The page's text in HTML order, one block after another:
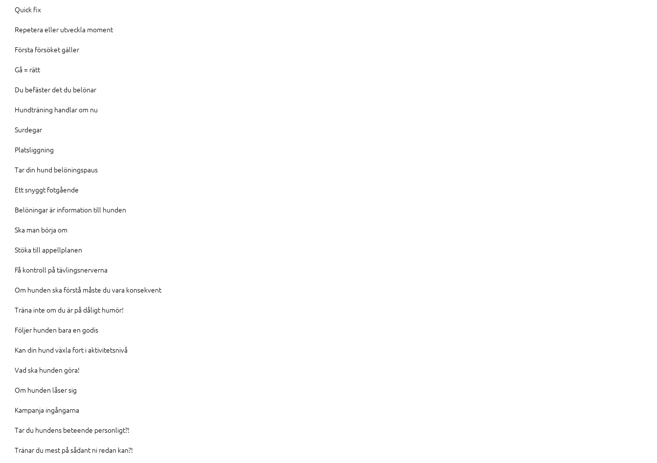
Quick fix
Repetera eller utveckla moment
Första försöket gäller
Gå = rätt
Du befäster det du belönar
Hundträning handlar om nu
Surdegar
Platsliggning
Tar din hund belöningspaus
Ett snyggt fotgående
Belöningar är information till hunden
Ska man börja om
Stöka till appellplanen
Få kontroll på tävlingsnerverna
Om hunden ska förstå måste du vara konsekvent
Träna inte om du är på dåligt humör!
Följer hunden bara en godis
Kan din hund växla fort i aktivitetsnivå
Vad ska hunden göra!
Om hunden låser sig
Kampanja ingångarna
Tar du hundens beteende personligt?!
Tränar du mest på sådant ni redan kan?!